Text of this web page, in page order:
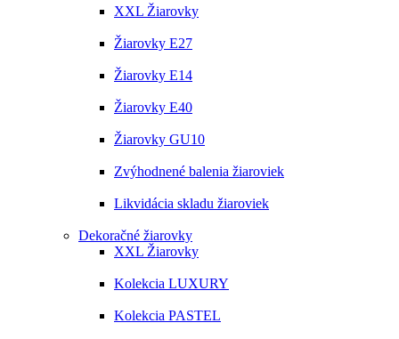
XXL Žiarovky
Žiarovky E27
Žiarovky E14
Žiarovky E40
Žiarovky GU10
Zvýhodnené balenia žiaroviek
Likvidácia skladu žiaroviek
Dekoračné žiarovky
XXL Žiarovky
Kolekcia LUXURY
Kolekcia PASTEL